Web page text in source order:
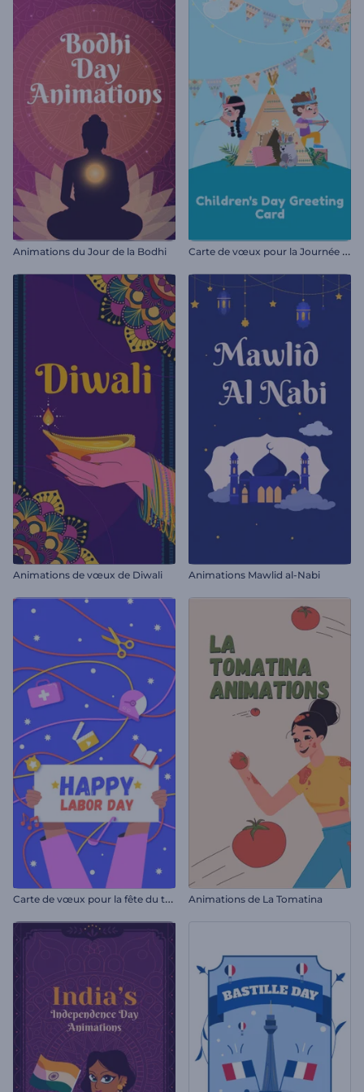
Animations du Jour de la Bodhi C
arte de vœux pour la Journée des enfants
Animations de vœux de Diwali Animations Mawlid al-Nabi
C
arte de vœux pour la fête du travail Animations de La Tomatina